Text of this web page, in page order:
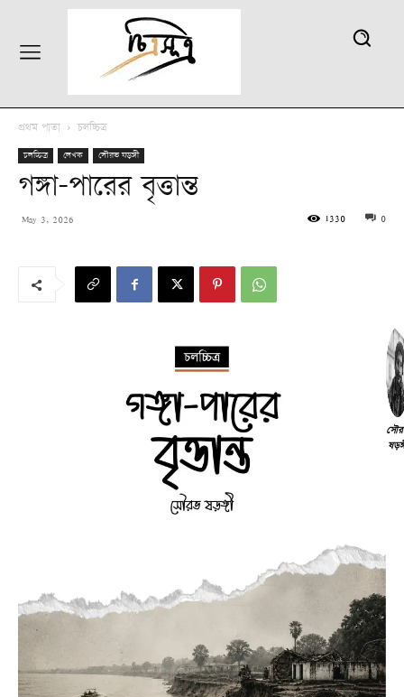
প্রথম পাতা চলচ্চিত্র
চলচ্চিত্র লেখক সৌরভ ষড়ঙ্গী
গঙ্গা-পারের বৃত্তান্ত
May 3, 2026 0
1330